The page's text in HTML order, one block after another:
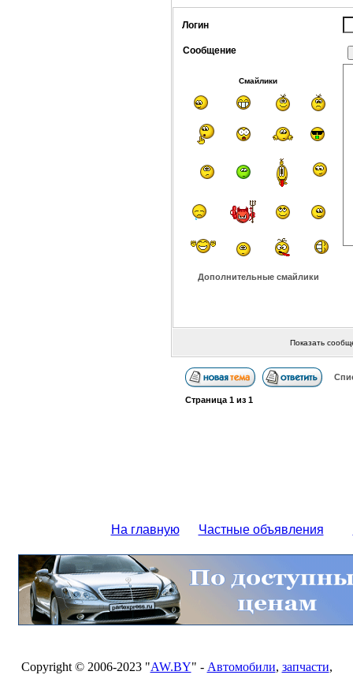
Логин
Сообщение
Смайлики
Дополнительные смайлики
Показать
Страница 1из 1
На главную Частные объявления
Copyright © 2006-2023 "AW.BY" - Автомобили, запчасти,